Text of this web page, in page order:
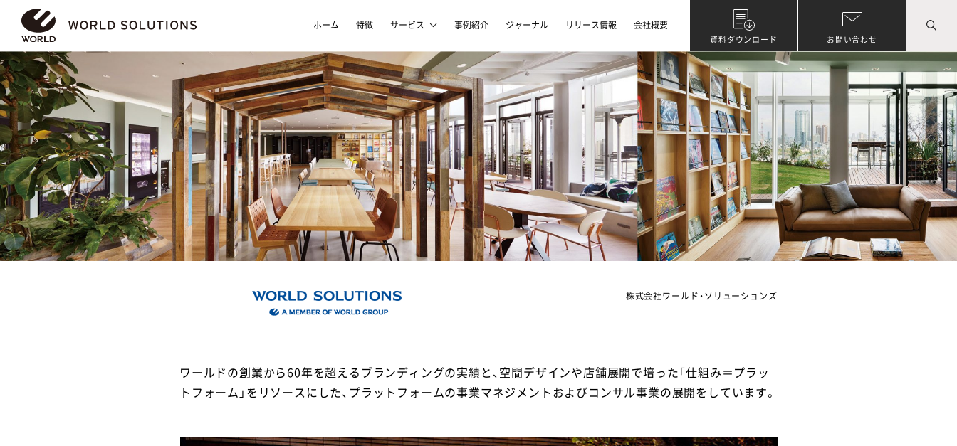
ホーム 特徴 サービス 事例紹介 ジャーナル リリース情報 会社概要
資料ダウンロード お問い合わせ
株式会社ワールド・ソリューションズ
ワールドの創業から60年を超えるブランディングの実績と、空間デザインや店舗展開で培った「仕組み＝プラッ
トフォーム」をリソースにした、プラットフォームの事業マネジメントおよびコンサル事業の展開をしています。